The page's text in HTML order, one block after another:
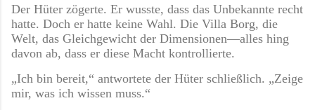
Der Hüter zögerte. Er wusste, dass das Unbekannte recht
hatte. Doch er hatte keine Wahl. Die Villa Borg, die
Welt, das Gleichgewicht der Dimensionen—alles hing
davon ab, dass er diese Macht kontrollierte.
„Ich bin bereit,“ antwortete der Hüter schließlich. „Zeige
mir, was ich wissen muss.“